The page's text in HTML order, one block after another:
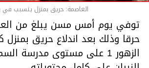
العاصمة: حريق بمنزل يتسبب
حرقا وذلك بعد اندلاع حريق
الزهور 1 على مستوى مدرسة